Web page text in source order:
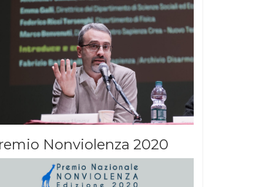
Nonviolenza 2020